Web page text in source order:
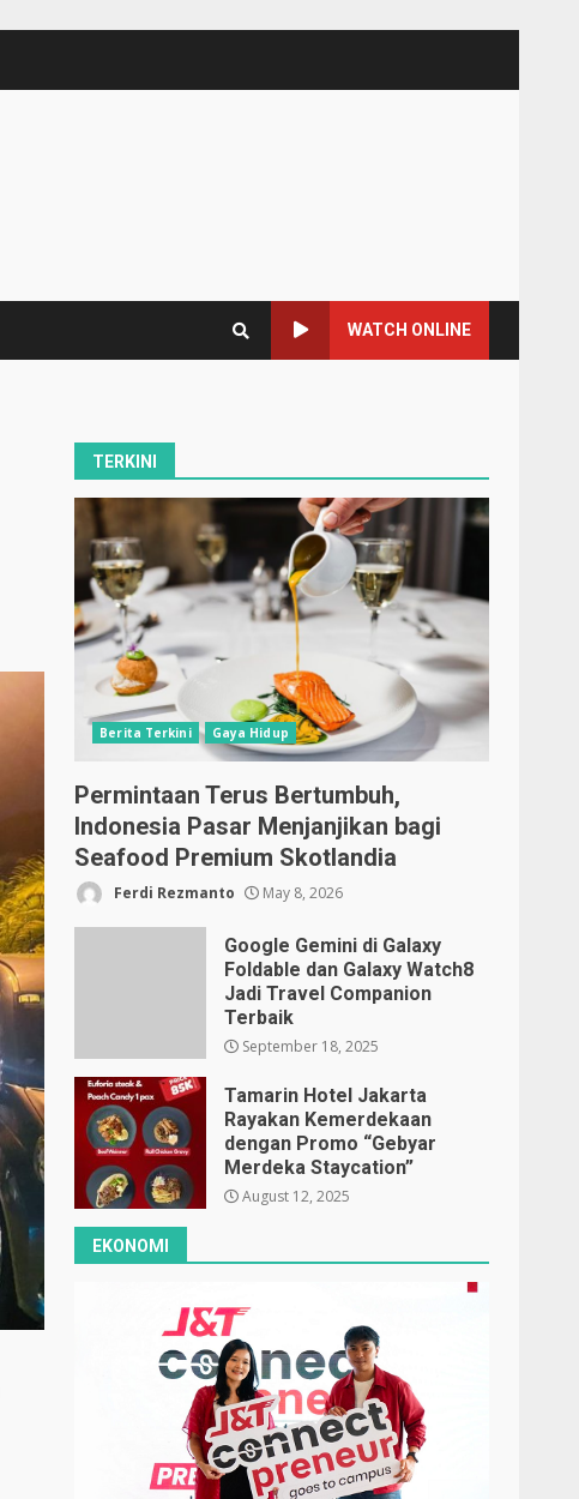
WATCH ONLINE
TERKINI
Berita Terkini Gaya Hidup
Permintaan Terus Bertumbuh,
Indonesia Pasar Menjanjikan bagi
Seafood Premium Skotlandia
Ferdi Rezmanto May 8, 2026
Google Gemini di Galaxy
Foldable dan Galaxy Watch8
Jadi Travel Companion
Terbaik
September 18, 2025
Tamarin Hotel Jakarta
Rayakan Kemerdekaan
dengan Promo “Gebyar
Merdeka Staycation”
August 12, 2025
EKONOMI